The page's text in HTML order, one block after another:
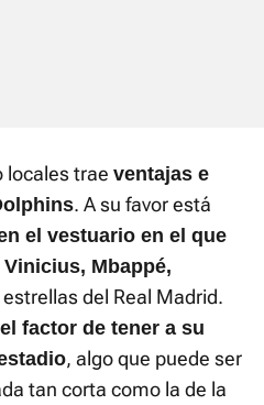
locales trae ventajas e
. A su favor está
el vestuario en el que
Mbappé,
del Real Madrid.
factor de tener a su
, algo que puede ser
tan corta como la de la